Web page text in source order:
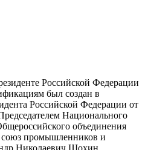
Российской Федерации
был создан в
Российской Федерации от
Национального
объединения
союз промышленников и
Николаевич Шохин.